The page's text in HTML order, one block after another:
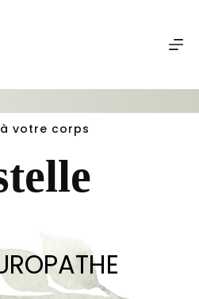
votre corps
NATUROPATHE